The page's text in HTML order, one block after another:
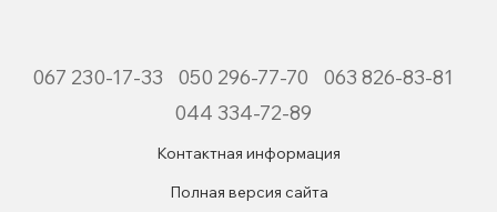
067 230-17-33 050 296-77-70
063 826-83-81
044 334-72-89
Контактная информация
Полная версия сайта